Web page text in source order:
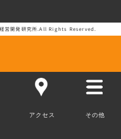
営開発研究所.All Rights Reserved.
アクセス その他